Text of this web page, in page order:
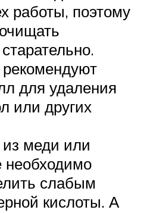
работы, поэтому
для удаления
или других
меди или
необходимо
слабым
кислоты. А